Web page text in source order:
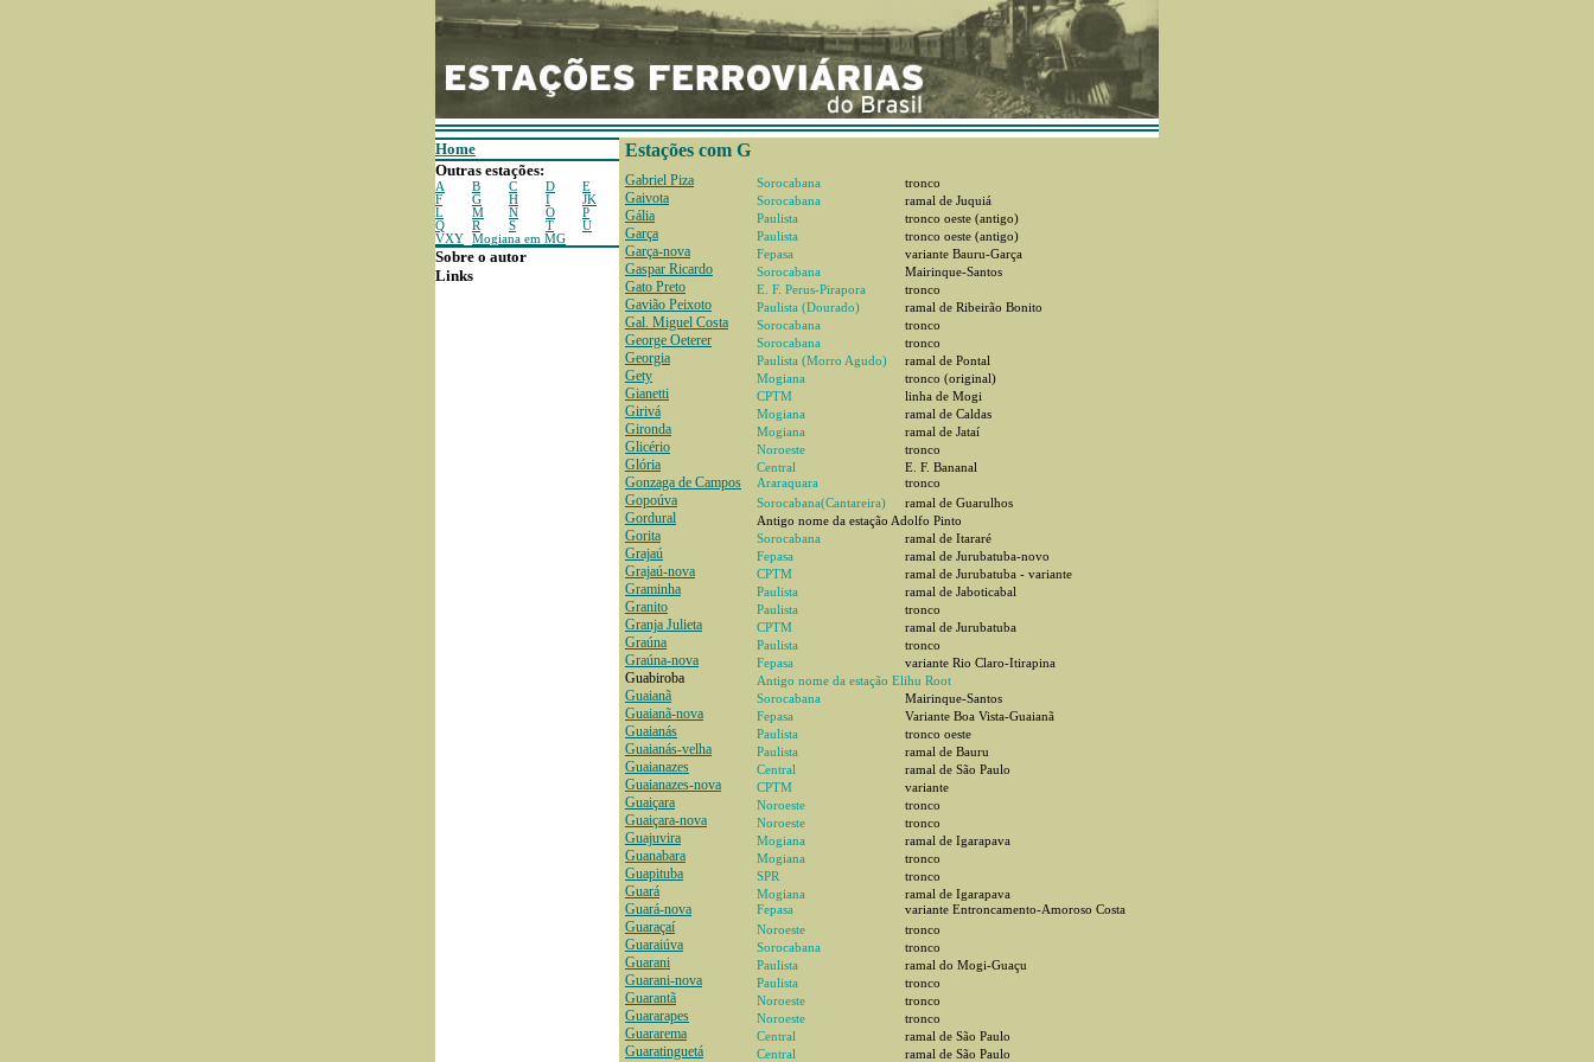
Home
Outras estações:
A B C D
E
F
G H I
JK
L
M N O
P
Q
R S T
U
VXY
Mogiana em MG
Sobre o autor
Links
Estações com G
Gabriel Piza Sorocabana tronco
Gaivota Sorocabana ramal de Juquiá
Gália Paulista tronco oeste (antigo)
Garça Paulista tronco oeste (antigo)
Garça-nova Fepasa variante Bauru-Garça
Gaspar Ricardo Sorocabana Mairinque-Santos
Gato Preto E. F. Perus-Pirapora tronco
Gavião Peixoto Paulista (Dourado) ramal de Ribeirão Bonito
Gal. Miguel Costa Sorocabana tronco
George Oeterer Sorocabana tronco
Georgia Paulista (Morro Agudo) ramal de Pontal
Gety Mogiana tronco (original)
Gianetti CPTM linha de Mogi
Girivá Mogiana ramal de Caldas
Gironda Mogiana ramal de Jataí
Glicério Noroeste tronco
Glória Central E. F. Bananal
Gonzaga de Campos Araraquara tronco
Gopoúva Sorocabana(Cantareira) ramal de Guarulhos
Gordural Antigo nome da estação Adolfo Pinto
Gorita Sorocabana ramal de Itararé
Grajaú Fepasa ramal de Jurubatuba-novo
Grajaú-nova CPTM ramal de Jurubatuba - variante
Graminha Paulista ramal de Jaboticabal
Granito Paulista tronco
Granja Julieta CPTM ramal de Jurubatuba
Graúna Paulista tronco
Graúna-nova Fepasa variante Rio Claro-Itirapina
Guabiroba Antigo nome da estação Elihu Root
Guaianã Sorocabana Mairinque-Santos
Guaianã-nova Fepasa Variante Boa Vista-Guaianã
Guaianás Paulista tronco oeste
Guaianás-velha Paulista ramal de Bauru
Guaianazes Central ramal de São Paulo
Guaianazes-nova CPTM variante
Guaiçara Noroeste tronco
Guaiçara-nova Noroeste tronco
Guajuvira Mogiana ramal de Igarapava
Guanabara Mogiana tronco
Guapituba SPR tronco
Guará Mogiana ramal de Igarapava
Guará-nova Fepasa variante Entroncamento-Amoroso Costa
Guaraçaí Noroeste tronco
Guaraiúva Sorocabana tronco
Guarani Paulista ramal do Mogi-Guaçu
Guarani-nova Paulista tronco
Guarantã Noroeste tronco
Guararapes Noroeste tronco
Guararema Central ramal de São Paulo
Guaratinguetá Central ramal de São Paulo